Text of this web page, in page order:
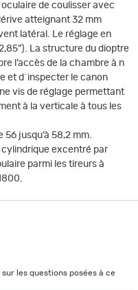
de coulisser avec
atteignant 32 mm
latéral. Le réglage en
La structure du dioptre
l’accès de la chambre à n
et d´inspecter le canon
vis de réglage permettant
à la verticale à tous les
jusqu’à 58,2 mm.
excentré par
parmi les tireurs à
les questions posées à ce